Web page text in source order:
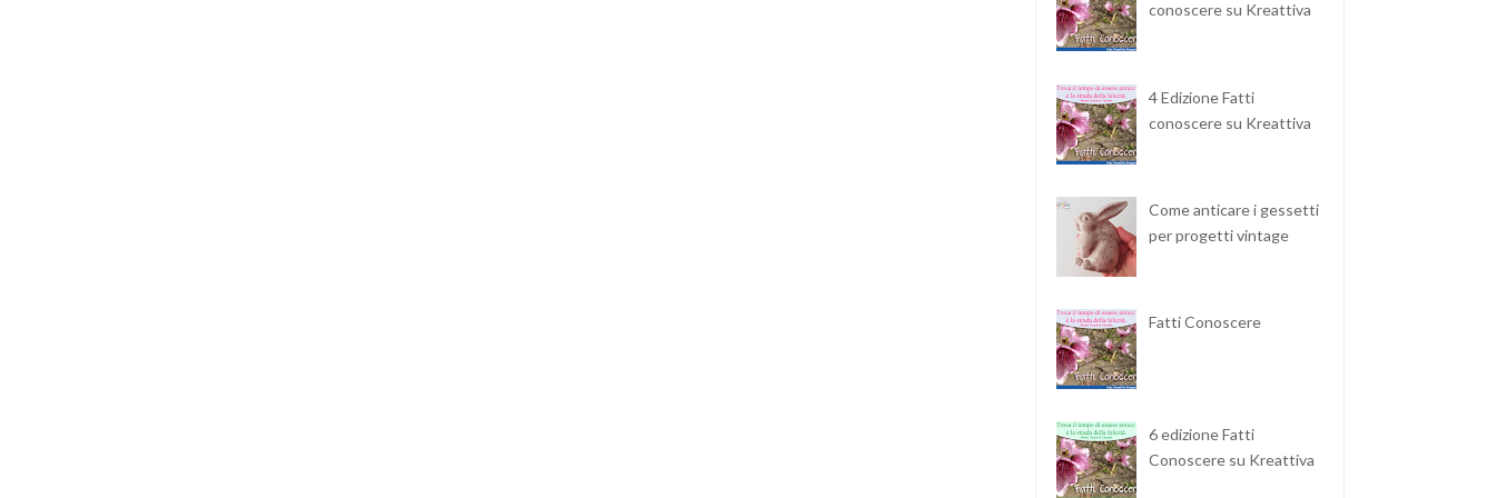
conoscere su Kreattiva
4 Edizione Fatti
conoscere su Kreattiva
Come anticare i gessetti
per progetti vintage
Fatti Conoscere
6 edizione Fatti
Conoscere su Kreattiva